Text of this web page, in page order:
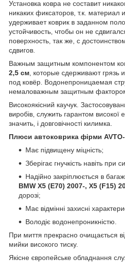
Установка ковра не составит
никаких фиксаторов, т.к.
удерживает коврик в заданном
устойчивость, чтобы он не
поверхность, так же, с
сдвигов.
Важным защитным компонентом
2,5 см , которые сдерживают грязь
под ковёр. Водонепроницаемая
немаловажным защитным
Високоякісний каучук.
виробів, служить гарантом високої
значить, і довговічності килимка.
Плюси автоковрика фірми
Має підвищену міцність;
Зберігає гнучкість навіть при
Надійно закріплюється в
BMW X5 (E70) 2007-, X5 (F15)
дорозі;
Має відмінні захисні
Володіє водонепроникністю.
При миття прекрасно очищається
мийки високого тиску.
Якісне європейське обладнання